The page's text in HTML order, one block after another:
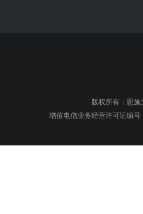
版权所有：恩施
增值电信业务经营许可证编号